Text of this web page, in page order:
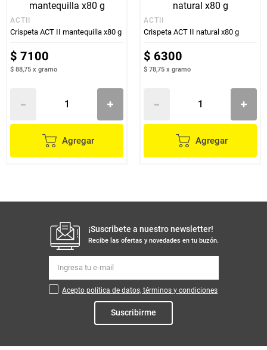
ACTII
Crispeta ACT II mantequilla x80 g
$ 7100
$ 88,75 x gramo
Agregar
ACTII
Crispeta ACT II natural x80 g
$ 6300
$ 78,75 x gramo
Agregar
¡Suscribete a nuestro newsletter!
Recibe las ofertas y novedades en tu buzón.
Acepto política de datos, términos y condiciones
Suscribirme